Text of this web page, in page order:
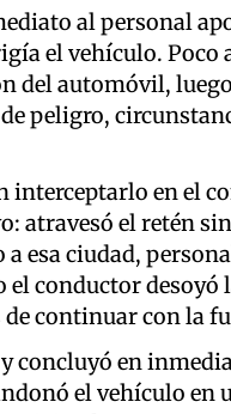
al personal
el vehículo.
del automóvil,
peligro,
en el
atravesó el retén
esa ciudad,
conductor desoyó
continuar con la
en
el vehículo en